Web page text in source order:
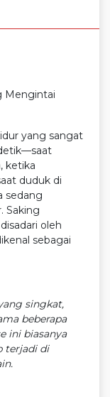
yang sangat
ketika
duduk di
sedang
Saking
oleh
sebagai
singkat,
beberapa
ini biasanya
terjadi di